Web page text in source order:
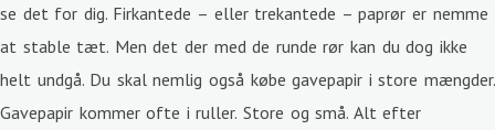
se det for dig. Firkantede – eller trekantede – paprør er nemme
at stable tæt. Men det der med de runde rør kan du dog ikke
helt undgå. Du skal nemlig også købe gavepapir i store mængder.
Gavepapir kommer ofte i ruller. Store og små. Alt efter